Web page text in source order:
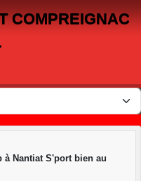
COMPREIGNAC
à Nantiat S'port bien au